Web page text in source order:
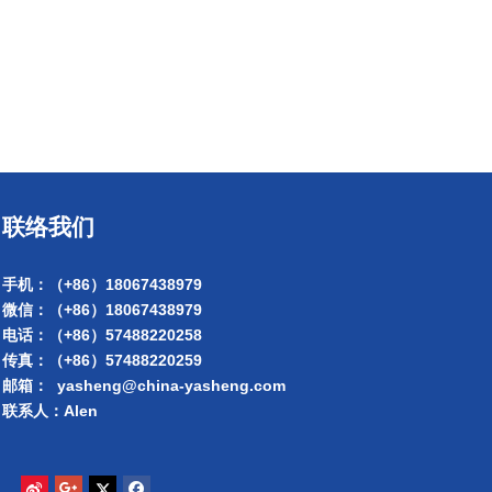
联络我们
手机：（+86）18067438979
微信：
（+86）18067438979
电话：（+86）57488220258
传真：（+86）57488220259
邮箱： yasheng@china-yasheng.com
联系人：Alen